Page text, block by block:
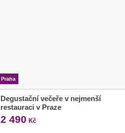
Praha
Degustační večeře v nejmenší
restauraci v Praze
2 490 Kč